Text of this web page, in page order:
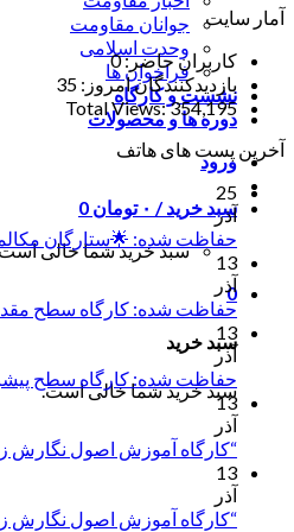
جوانان مقاومت
وحدت اسلامی
فراخوان ها
نشست و کارگاه
دوره ها و محصولات
ورود
سبد خرید / ۰ تومان 0
سبد خرید شما خالی
0
سبد خرید
سبد خرید شما خالی است.
آمار سایت
کاربران حاضر:0
بازدیدکنندگان امروز: 35
Total Views:354,195
آخرین پست های هاتف
25
آذر
حفاظت شده: 🌟ستارگان
13
آذر
حفاظت شده: کارگاه سطح
13
آذر
حفاظت شده: کارگاه سطح
13
آذر
“کارگاه آموزش اصول نگارش
13
آذر
“کارگاه آموزش اصول نگارش